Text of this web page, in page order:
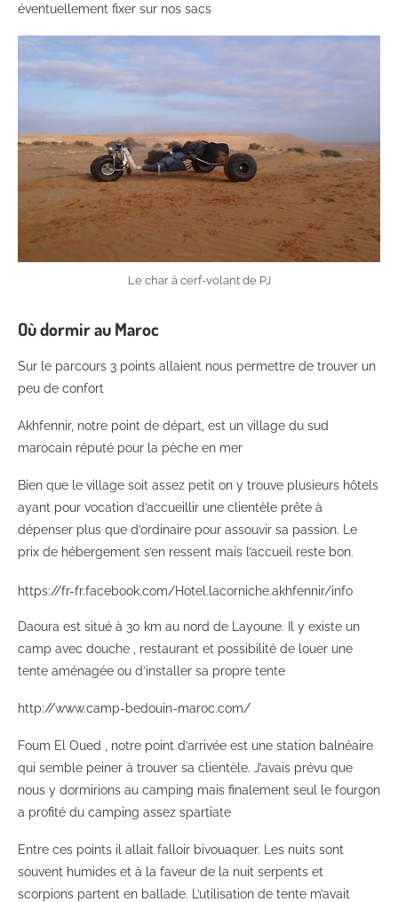
éventuellement fixer sur nos sacs
Le char à cerf-volant de PJ
Où dormir au Maroc
Sur le parcours 3 points allaient nous permettre de trouver un
peu de confort
Akhfennir, notre point de départ, est un village du sud
marocain réputé pour la pèche en mer
Bien que le village soit assez petit on y trouve plusieurs hôtels
ayant pour vocation d’accueillir une clientèle prête à
dépenser plus que d’ordinaire pour assouvir sa passion. Le
prix de hébergement s’en ressent mais l’accueil reste bon.
https://fr-fr.facebook.com/Hotel.lacorniche.akhfennir/info
Daoura est situé à 30 km au nord de Layoune. Il y existe un
camp avec douche , restaurant et possibilité de louer une
tente aménagée ou d’installer sa propre tente
http://www.camp-bedouin-maroc.com/
Foum El Oued , notre point d’arrivée est une station balnéaire
qui semble peiner à trouver sa clientèle. J’avais prévu que
nous y dormirions au camping mais finalement seul le fourgon
a profité du camping assez spartiate
Entre ces points il allait falloir bivouaquer. Les nuits sont
souvent humides et à la faveur de la nuit serpents et
scorpions partent en ballade. L’utilisation de tente m’avait